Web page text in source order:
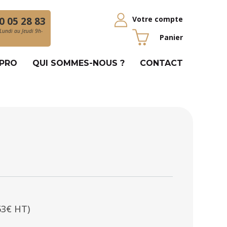
05 28 83
au Jeudi 9h-
Votre compte
Panier
QUI SOMMES-NOUS ? CONTACT
HT)